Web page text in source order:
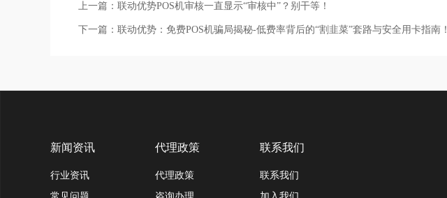
上一篇： 联动优势POS机审核一直显示“审核中”？别干等！
下一篇： 联动优势：免费POS机骗局揭秘-低费率背后的“割韭菜”套路与安全用卡指南！
新闻资讯
行业资讯
代理政策
代理政策
联系我们
联系我们